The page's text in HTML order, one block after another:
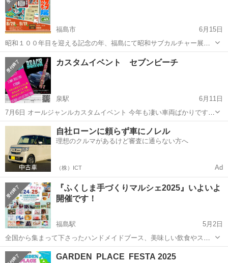
ブー...
福島市
6月15日
昭和１００年目を迎える記念の年、福島にて昭和サブカルチャー展を
開催いたします。 巷の昭和レトロコレクションとは一線を画す、７０
年代から８０年代を象徴とする サブカルに特化した展示品の数々、学
ラン、昭和アイドル、プロレス、...
福島 福島市 展示会 マルシェ
カスタムイベント セブンビーチ
泉駅
6月11日
7月6日 オールジャンルカスタムイベント 今年も凄い車両ばかりです
😁是非、遊びに来て下さい😊子供さんも喜ぶ事間違い無し😁 冷え冷え
体験イベントもやってます😊冷凍トラック我慢できるか🤣
福島 いわき市 展示会 ビーチ
自社ローンに頼らず車にノレル
理想のクルマがあるけど審査に通らない方へ
（株）ICT Ad
『ふくしま手づくりマルシェ2025』いよいよ
開催です！
福島駅
5月2日
全国から集まって下さったハンドメイドブース、美味しい飲食やスイ
ーツ、 パンなどのブースも並び、キッチンカーも勢ぞろいです！ ステ
ージでは、音楽コンサートやパフォーマンス、ダンス、阿波踊り、な
福島 福島市
GARDEN PLACE FESTA 2025